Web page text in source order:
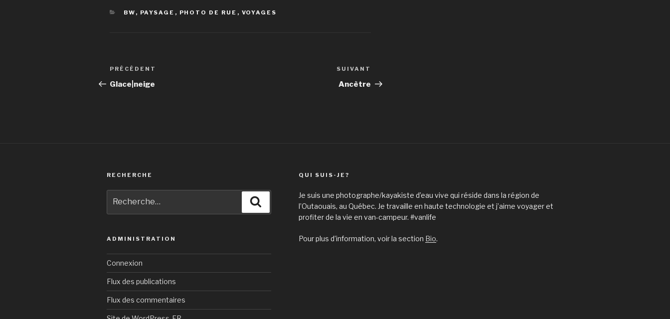
CATÉGORIES
BW , PAYSAGE , PHOTO DE RUE , VOYAGES
Navigation
de
Article
précédent
PRÉCÉDENT
Glace|neige
suivant
SUIVANT
Ancètre
RECHERCHE
pour
:
Recherche
ADMINISTRATION
Connexion
Flux des publications
Flux des commentaires
QUI SUIS-JE?
Je suis une photographe/kayakiste d’eau vive qui réside dans la région de
l’Outaouais, au Québec. Je travaille en haute technologie et j’aime voyager et
profiter de la vie en van-campeur. #vanlife
Pour plus d’information, voir la section Bio.